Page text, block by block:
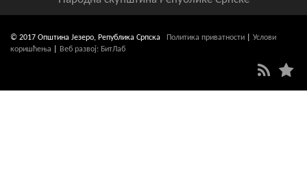
© 2017 Општина Језеро, Република Српска Политика приватности
Услови
коришћења
Веб развој: БитЛаб